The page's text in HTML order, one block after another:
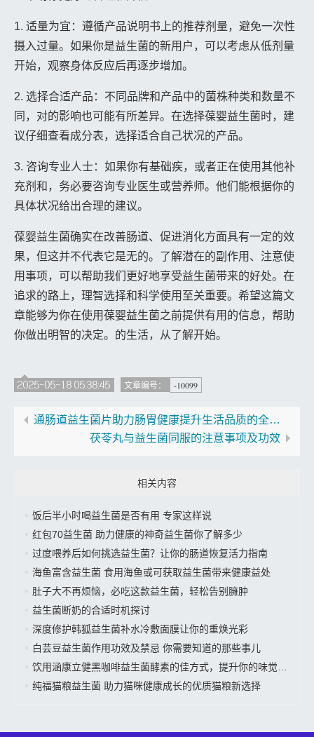
1. 适量为宜：遵循产品说明书上的推荐剂量，避免一次性
摄入过量。如果你是益生菌的新用户，可以考虑从低剂量
开始，观察身体反应后再逐步增加。
2. 选择合适产品：不同品牌和产品中的菌株种类和数量不
同，对的影响也可能有所差异。在选择葆婴益生菌时，建
议仔细查看成分表，选择适合自己状况的产品。
3. 咨询专业人士：如果你有基础疾，或者正在使用其他补
充剂和，务必要咨询专业医生或营养师。他们能根据你的
具体状况给出合理的建议。
葆婴益生菌确实在改善肠道、促进消化方面具有一定的效
果，但这并不代表它是无的。了解潜在的副作用、注意使
用事项，可以帮助我们更好地享受益生菌带来的好处。在
追求的路上，理智选择和科学使用至关重要。希望这篇文
章能够为你在使用葆婴益生菌之前提供有用的信息，帮助
你做出明智的决定。的生活，从了解开始。
2025-05-18 05:38:45 文章编号： -10099
通肠道益生菌片助力肠胃健康提升生活品质的全新选择
茯苓丸与益生菌同服的注意事项及功效
相关内容
饭后半小时喝益生菌是否有用 专家这样说
红包70益生菌 助力健康的神奇益生菌你了解多少
过度喂养后如何挑选益生菌？让你的肠道恢复活力指南
海鱼富含益生菌 食用海鱼或可获取益生菌带来健康益处
肚子大不再烦恼，必吃这款益生菌，轻松告别臃肿
益生菌断奶的合适时机探讨
深度修护韩狐益生菌补水冷敷面膜让你的重焕光彩
白芸豆益生菌作用功效及禁忌 你需要知道的那些事儿
饮用涵康立健黑咖啡益生菌酵素的佳方式，提升你的味觉体验
纯福猫粮益生菌 助力猫咪健康成长的优质猫粮新选择